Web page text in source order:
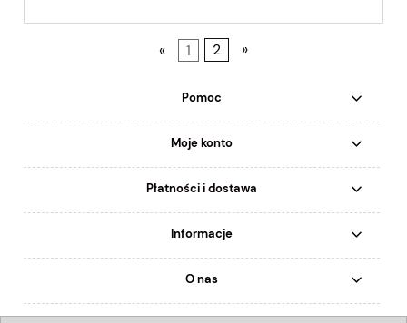
« 1 2 »
Pomoc
Moje konto
Płatności i dostawa
Informacje
O nas